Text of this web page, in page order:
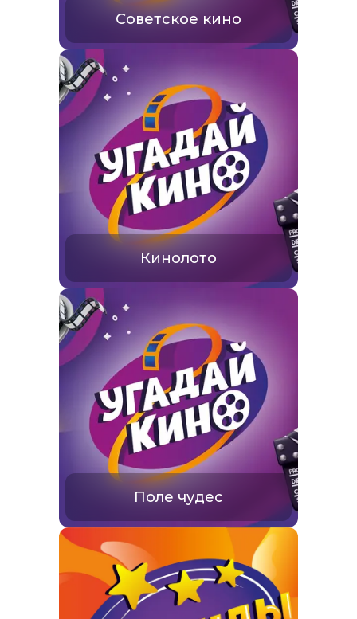
Советское кино
Кинолото
Поле чудес